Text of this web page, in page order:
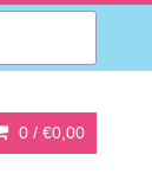
0 / €0,00